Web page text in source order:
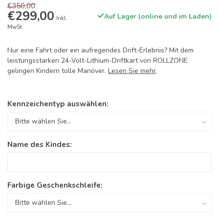
€350,00
€299,00 Inkl.
MwSt.
Auf Lager (online und im Laden)
Nur eine Fahrt oder ein aufregendes Drift-Erlebnis? Mit dem
leistungsstarken 24-Volt-Lithium-Driftkart von ROLLZONE
gelingen Kindern tolle Manöver. Lesen Sie mehr.
Kennzeichentyp auswählen:
Name des Kindes:
Farbige Geschenkschleife: